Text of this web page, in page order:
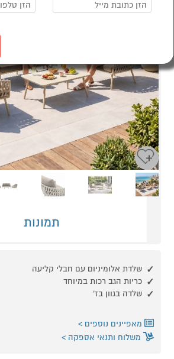
תמונות
שלדת אלומיניום עם חבלי קליעה
כריות הגב רכות במיוחד
שלדה בגוון בז'
מאפיינים נוספים
משלוח ותנאי אספקה